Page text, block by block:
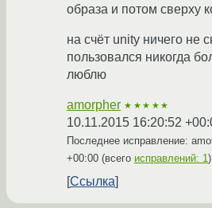
образа и потом сверху
на счёт unity ничего не
пользовался никогда
люблю
amorpher ★★★★★
10.11.2015 16:20:52
Последнее исправление:
+00:00 (всего исправлений: 1)
Ссылка